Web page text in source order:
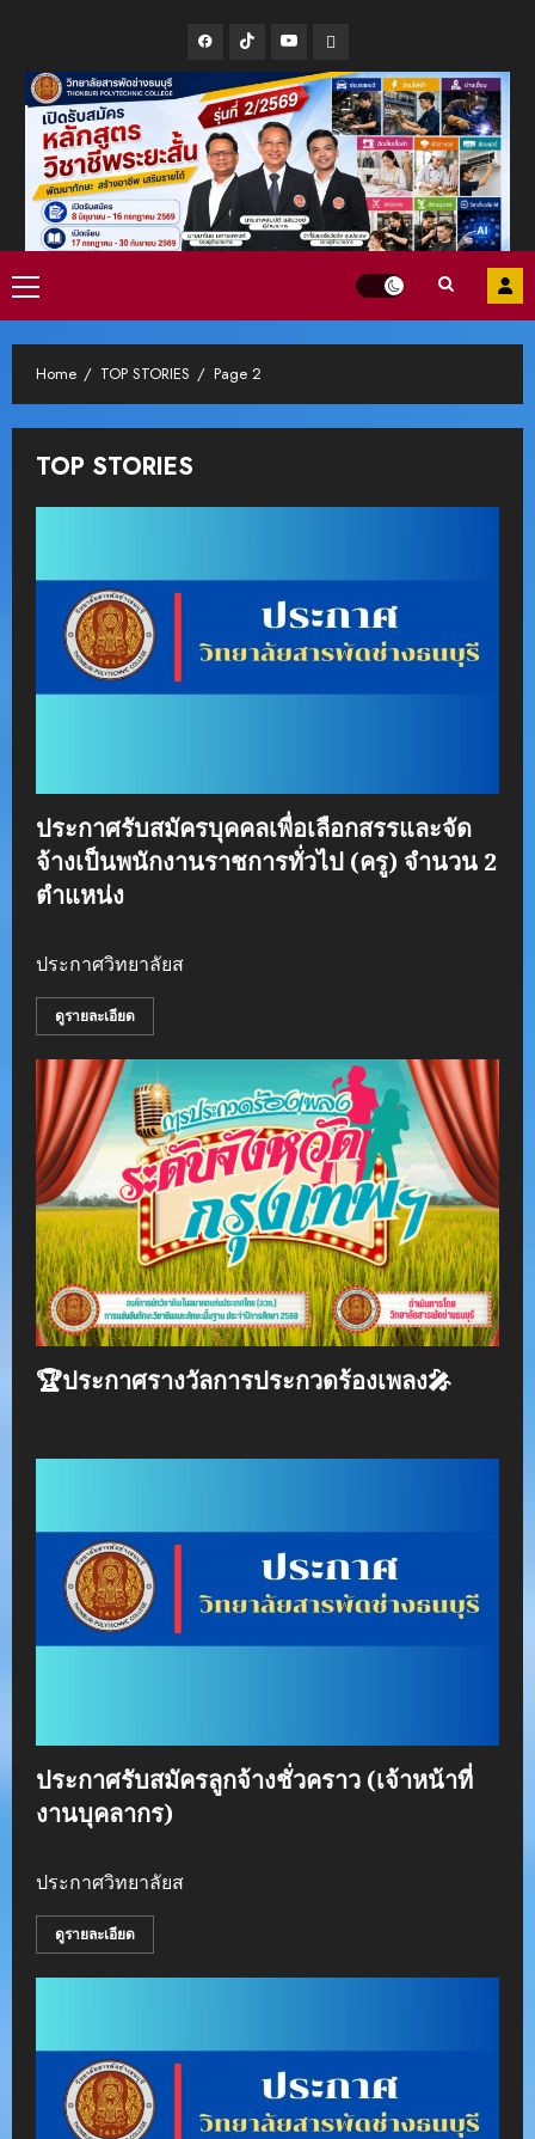
content
FacebookTiktokYoutubeLine
Primary
Menu
Home TOP STORIES Page 2
TOP STORIES
ประกาศรับสมัครบุคคลเพื่อเลือกสรรและจัด
จ้างเป็นพนักงานราชการทั่วไป (ครู) จำนวน 2
ตำแหน่ง
ประกาศวิทยาลัยส
ดูรายละเอียด
🏆ประกาศรางวัลการประกวดร้องเพลง🎤
ประกาศรับสมัครลูกจ้างชั่วคราว (เจ้าหน้าที่
งานบุคลากร)
ประกาศวิทยาลัยส
ดูรายละเอียด